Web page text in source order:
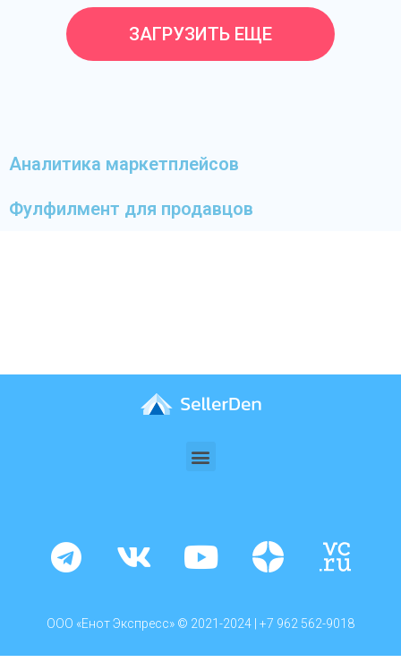
ЗАГРУЗИТЬ ЕЩЕ
Аналитика маркетплейсов
Фулфилмент для продавцов
ООО «Енот Экспресс» © 2021-2024 | +7 962 562-9018